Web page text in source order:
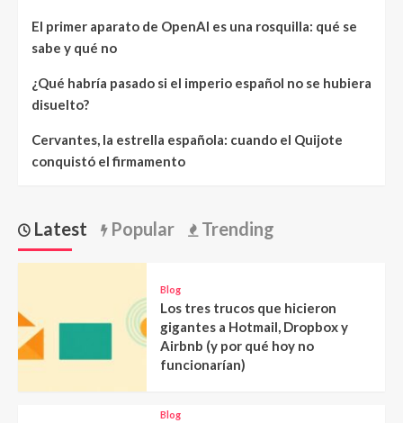
El primer aparato de OpenAI es una rosquilla: qué se
sabe y qué no
¿Qué habría pasado si el imperio español no se hubiera
disuelto?
Cervantes, la estrella española: cuando el Quijote
conquistó el firmamento
Latest Popular Trending
Blog
Los tres trucos que hicieron
gigantes a Hotmail, Dropbox y
Airbnb (y por qué hoy no
funcionarían)
Blog